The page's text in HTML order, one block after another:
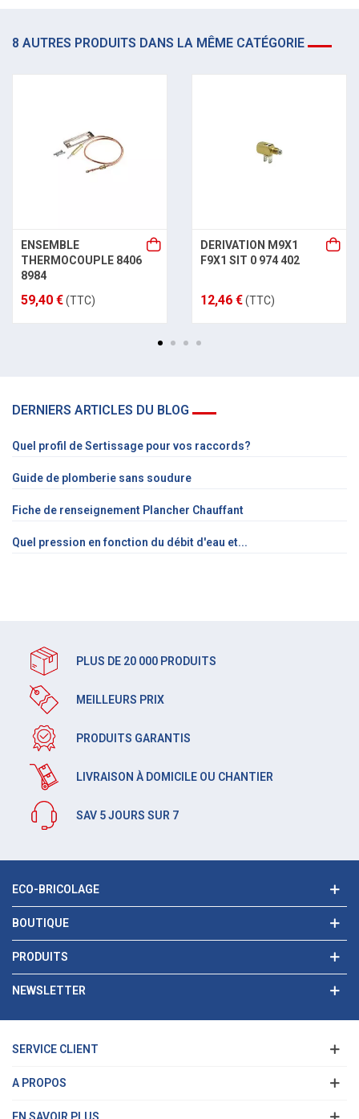
8 AUTRES PRODUITS DANS LA MÊME CATÉGORIE
ENSEMBLE
THERMOCOUPLE 8406
8984
59,40 €(TTC)
DERIVATION M9X1
F9X1 SIT 0 974 402
12,46 €(TTC)
DERNIERS ARTICLES DU BLOG
Quel profil de Sertissage pour vos raccords?
Guide de plomberie sans soudure
Fiche de renseignement Plancher Chauffant
Quel pression en fonction du débit d'eau et...
PLUS DE 20 000 PRODUITS
MEILLEURS PRIX
PRODUITS GARANTIS
LIVRAISON À DOMICILE OU CHANTIER
SAV 5 JOURS SUR 7
ECO-BRICOLAGE
BOUTIQUE
PRODUITS
NEWSLETTER
SERVICE CLIENT
A PROPOS
EN SAVOIR PLUS